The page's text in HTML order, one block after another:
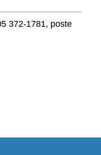
372-1781, poste